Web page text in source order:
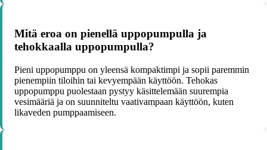
Mitä eroa on pienellä uppopumpulla ja
tehokkaalla uppopumpulla?
Pieni uppopumppu on yleensä kompaktimpi ja sopii paremmin
pienempiin tiloihin tai kevyempään käyttöön. Tehokas
uppopumppu puolestaan pystyy käsittelemään suurempia
vesimääriä ja on suunniteltu vaativampaan käyttöön, kuten
likaveden pumppaamiseen.